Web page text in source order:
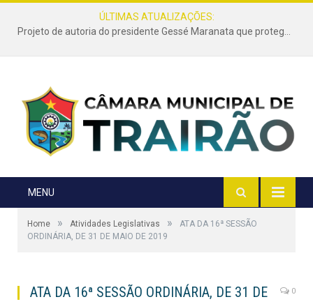
ÚLTIMAS ATUALIZAÇÕES:
Projeto de autoria do presidente Gessé Maranata que protege as estradas vicinais de Trairão é transformado em lei
MENU
Home » Atividades Legislativas »
ATA DA 16ª SESSÃO
ORDINÁRIA, DE 31 DE MAIO DE 2019
ATA DA 16ª SESSÃO ORDINÁRIA, DE 31 DE
0